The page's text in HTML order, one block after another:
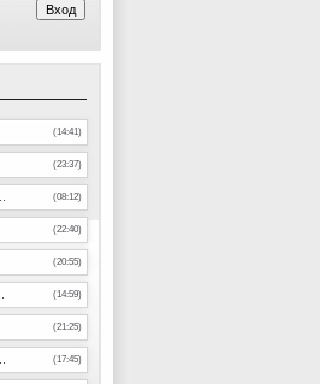
(14:41)
(23:37)
(08:12)
(22:40)
(20:55)
(14:59)
(21:25)
(17:45)